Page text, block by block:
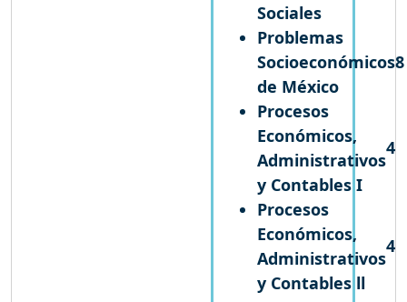
Sociales
Problemas
Socioeconómicos
de México
8
Procesos
Económicos,
Administrativos
y Contables I
4
Procesos
Económicos,
Administrativos
y Contables ll
4